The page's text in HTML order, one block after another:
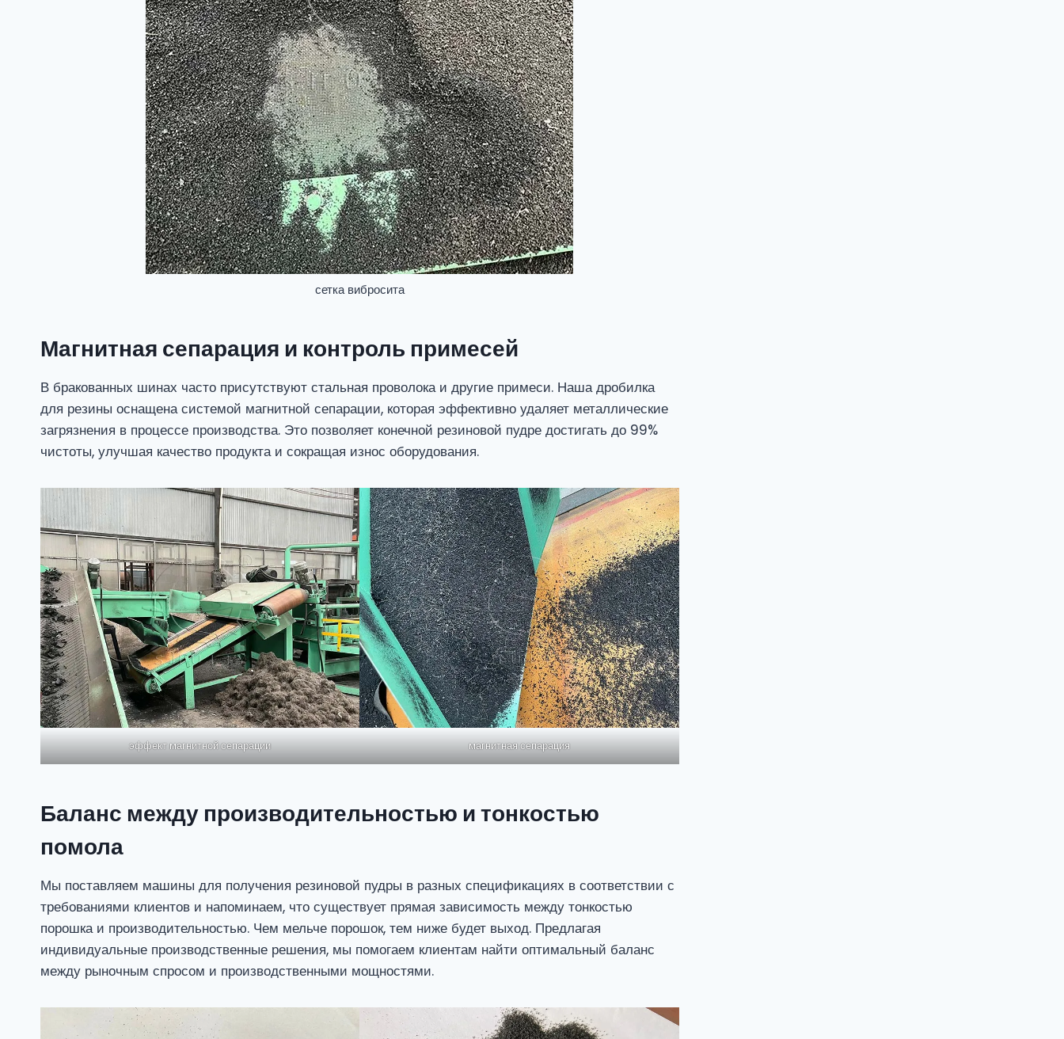
сетка вибросита
Магнитная сепарация и контроль примесей
В бракованных шинах часто присутствуют стальная проволока и другие примеси. Наша дробилка
для резины оснащена системой магнитной сепарации, которая эффективно удаляет металлические
загрязнения в процессе производства. Это позволяет конечной резиновой пудре достигать до 99%
чистоты, улучшая качество продукта и сокращая износ оборудования.
эффект магнитной сепарации магнитная сепарация
Баланс между производительностью и тонкостью
помола
Мы поставляем машины для получения резиновой пудры в разных спецификациях в соответствии с
требованиями клиентов и напоминаем, что существует прямая зависимость между тонкостью
порошка и производительностью. Чем мельче порошок, тем ниже будет выход. Предлагая
индивидуальные производственные решения, мы помогаем клиентам найти оптимальный баланс
между рыночным спросом и производственными мощностями.